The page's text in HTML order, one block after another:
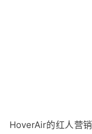
HoverAir的红人营销